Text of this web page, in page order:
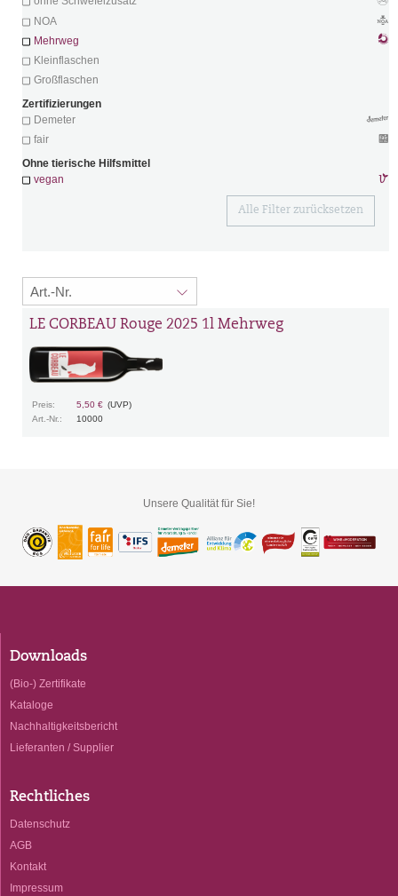
NOA
Mehrweg
Kleinflaschen
Großflaschen
Zertifizierungen
Demeter
fair
Ohne tierische Hilfsmittel
vegan
Alle Filter zurücksetzen
LE CORBEAU Rouge 2025 1l Mehrweg
Preis: 5,50 € (UVP)
Art.-Nr.:
10000
Unsere Qualität für Sie!
Downloads
(Bio-) Zertifikate
Kataloge
Nachhaltigkeitsbericht
Lieferanten / Supplier
Rechtliches
Datenschutz
AGB
Kontakt
Impressum